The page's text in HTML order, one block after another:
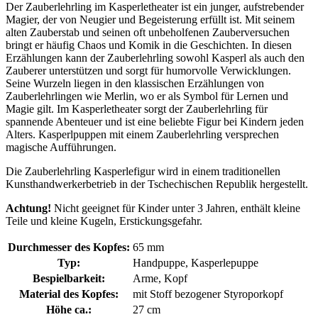
Der Zauberlehrling im Kasperletheater ist ein junger, aufstrebender
Magier, der von Neugier und Begeisterung erfüllt ist. Mit seinem
alten Zauberstab und seinen oft unbeholfenen Zauberversuchen
bringt er häufig Chaos und Komik in die Geschichten. In diesen
Erzählungen kann der Zauberlehrling sowohl Kasperl als auch den
Zauberer unterstützen und sorgt für humorvolle Verwicklungen.
Seine Wurzeln liegen in den klassischen Erzählungen von
Zauberlehrlingen wie Merlin, wo er als Symbol für Lernen und
Magie gilt. Im Kasperletheater sorgt der Zauberlehrling für
spannende Abenteuer und ist eine beliebte Figur bei Kindern jeden
Alters. Kasperlpuppen mit einem Zauberlehrling versprechen
magische Aufführungen.
Die Zauberlehrling Kasperlefigur wird in einem traditionellen
Kunsthandwerkerbetrieb in der Tschechischen Republik hergestellt.
Achtung! Nicht geeignet für Kinder unter 3 Jahren, enthält kleine
Teile und kleine Kugeln, Erstickungsgefahr.
Durchmesser des Kopfes: 65 mm
Typ:
Handpuppe, Kasperlepuppe
Bespielbarkeit:
Arme, Kopf
Material des Kopfes:
mit Stoff bezogener Styroporkopf
Höhe ca.:
27 cm